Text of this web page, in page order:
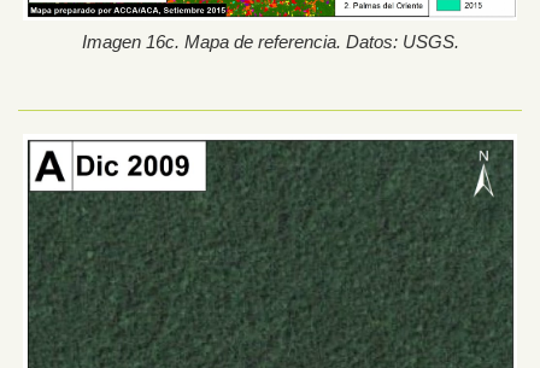
Imagen 16c. Mapa de referencia. Datos: USGS.